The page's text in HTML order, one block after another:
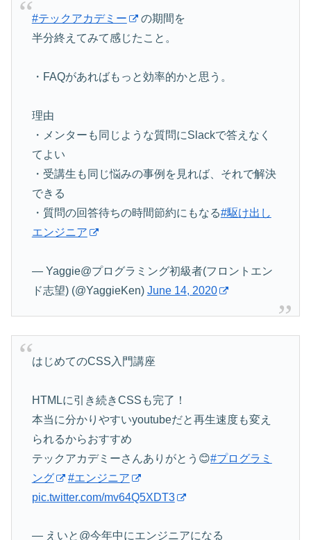
#テックアカデミー
の期間を
半分終えてみて感じたこと。
・FAQがあればもっと効率的かと思う。
理由
・メンターも同じような質問にSlackで答えなく
てよい
・受講生も同じ悩みの事例を見れば、それで解決
できる
・質問の回答待ちの時間節約にもなる#駆け出し
エンジニア
— Yaggie@プログラミング初級者(フロントエン
ド志望) (@YaggieKen) June 14, 2020
はじめてのCSS入門講座
HTMLに引き続きCSSも完了！
本当に分かりやすいyoutubeだと再生速度も変え
られるからおすすめ
テックアカデミーさんありがとう😊#プログラミ
ング
#エンジニア
pic.twitter.com/mv64Q5XDT3
— えいと@今年中にエンジニアになる